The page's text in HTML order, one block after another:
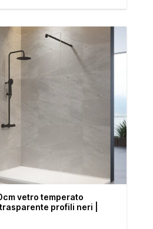
vetro temperato
profili neri |